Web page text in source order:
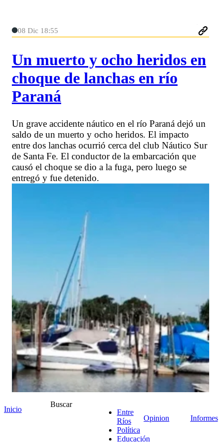
08 Dic 18:55
Un muerto y ocho heridos en
choque de lanchas en río
Paraná
Un grave accidente náutico en el río Paraná dejó un
saldo de un muerto y ocho heridos. El impacto
entre dos lanchas ocurrió cerca del club Náutico Sur
de Santa Fe. El conductor de la embarcación que
causó el choque se dio a la fuga, pero luego se
entregó y fue detenido.
Inicio
Buscar
Entre
Ríos
Política
Educación
Opinion Informes